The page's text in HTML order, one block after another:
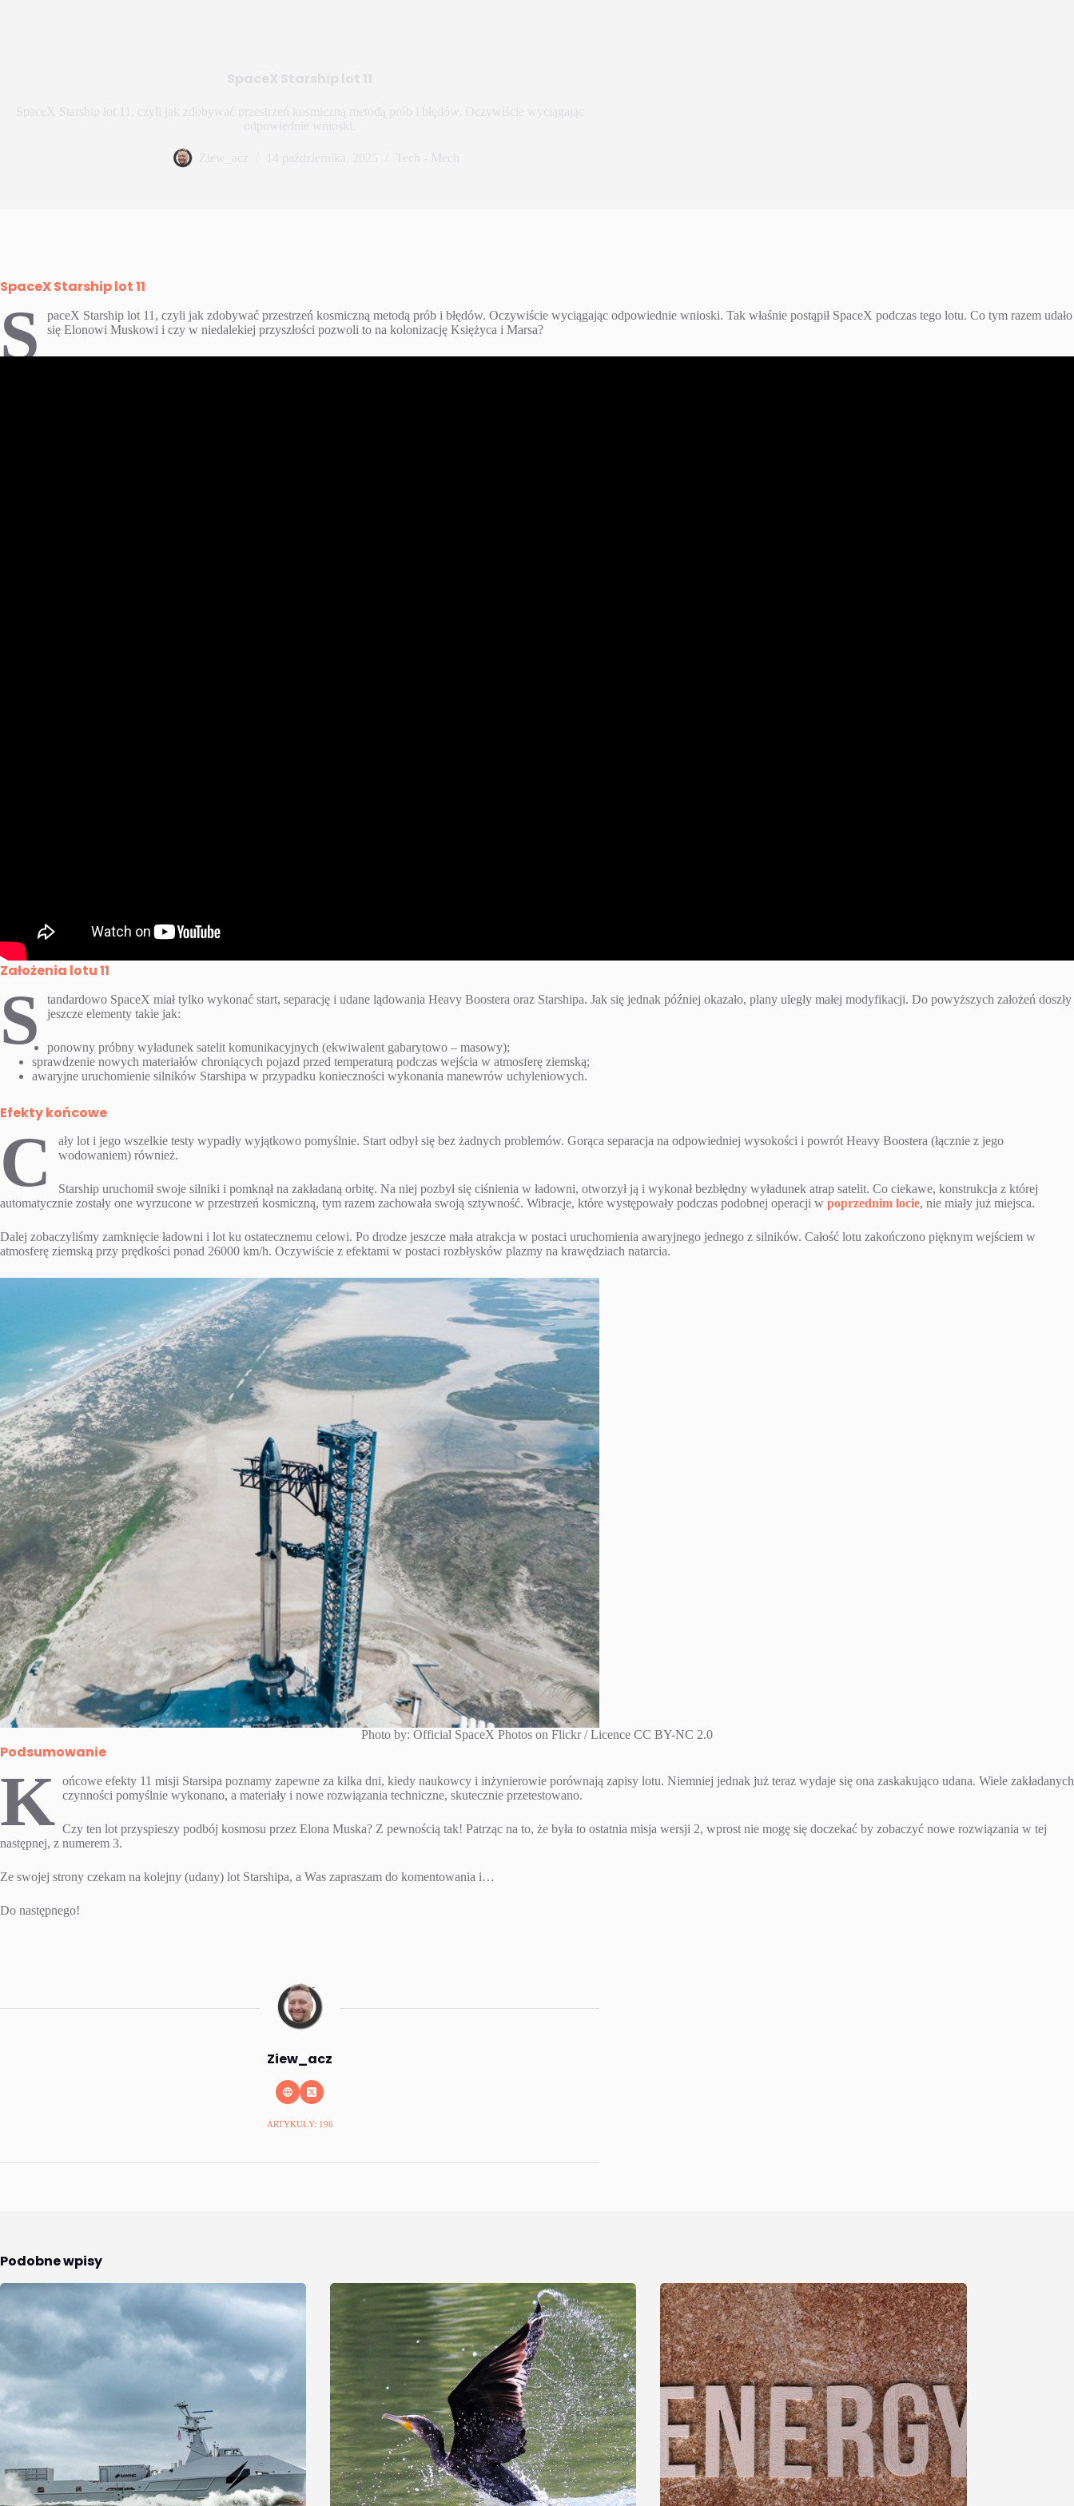
SpaceX Starship lot 11
S paceX Starship lot 11, czyli jak zdobywać przestrzeń kosmiczną metodą prób i błędów. Oczywiście wyciągając odpowiednie wnioski. Tak właśnie postąpił SpaceX podczas tego lotu. Co tym razem udało
się Elonowi Muskowi i czy w niedalekiej przyszłości pozwoli to na kolonizację Księżyca i Marsa?
Założenia lotu 11
S
tandardowo SpaceX miał tylko wykonać start, separację i udane lądowania Heavy Boostera oraz Starshipa. Jak się jednak później okazało, plany uległy małej modyfikacji. Do powyższych założeń doszły
jeszcze elementy takie jak:
ponowny próbny wyładunek satelit komunikacyjnych (ekwiwalent gabarytowo – masowy);
sprawdzenie nowych materiałów chroniących pojazd przed temperaturą podczas wejścia w atmosferę ziemską;
awaryjne uruchomienie silników Starshipa w przypadku konieczności wykonania manewrów uchyleniowych.
Efekty końcowe
C
ały lot i jego wszelkie testy wypadły wyjątkowo pomyślnie. Start odbył się bez żadnych problemów. Gorąca separacja na odpowiedniej wysokości i powrót Heavy Boostera (łącznie z jego
wodowaniem) również.
Starship uruchomił swoje silniki i pomknął na zakładaną orbitę. Na niej pozbył się ciśnienia w ładowni, otworzył ją i wykonał bezbłędny wyładunek atrap satelit. Co ciekawe, konstrukcja z której
automatycznie zostały one wyrzucone w przestrzeń kosmiczną, tym razem zachowała swoją sztywność. Wibracje, które występowały podczas podobnej operacji w poprzednim locie, nie miały już miejsca.
Dalej zobaczyliśmy zamknięcie ładowni i lot ku ostatecznemu celowi. Po drodze jeszcze mała atrakcja w postaci uruchomienia awaryjnego jednego z silników. Całość lotu zakończono pięknym wejściem w
atmosferę ziemską przy prędkości ponad 26000 km/h. Oczywiście z efektami w postaci rozbłysków plazmy na krawędziach natarcia.
Photo by: Official SpaceX Photos on Flickr / Licence CC BY-NC 2.0
Podsumowanie
K ońcowe efekty 11 misji Starsipa poznamy zapewne za kilka dni, kiedy naukowcy i inżynierowie porównają zapisy lotu. Niemniej jednak już teraz wydaje się ona zaskakująco udana. Wiele zakładanych
czynności pomyślnie wykonano, a materiały i nowe rozwiązania techniczne, skutecznie przetestowano.
Czy ten lot przyspieszy podbój kosmosu przez Elona Muska? Z pewnością tak! Patrząc na to, że była to ostatnia misja wersji 2, wprost nie mogę się doczekać by zobaczyć nowe rozwiązania w tej
następnej, z numerem 3.
Ze swojej strony czekam na kolejny (udany) lot Starshipa, a Was zapraszam do komentowania i…
Do następnego!
Ziew_acz
ARTYKUŁY: 196
Podobne wpisy